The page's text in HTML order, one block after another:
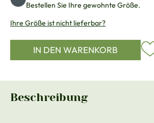
Bestellen Sie Ihre gewohnte Größe.
Ihre Größe ist nicht lieferbar?
IN DEN WARENKORB
Beschreibung